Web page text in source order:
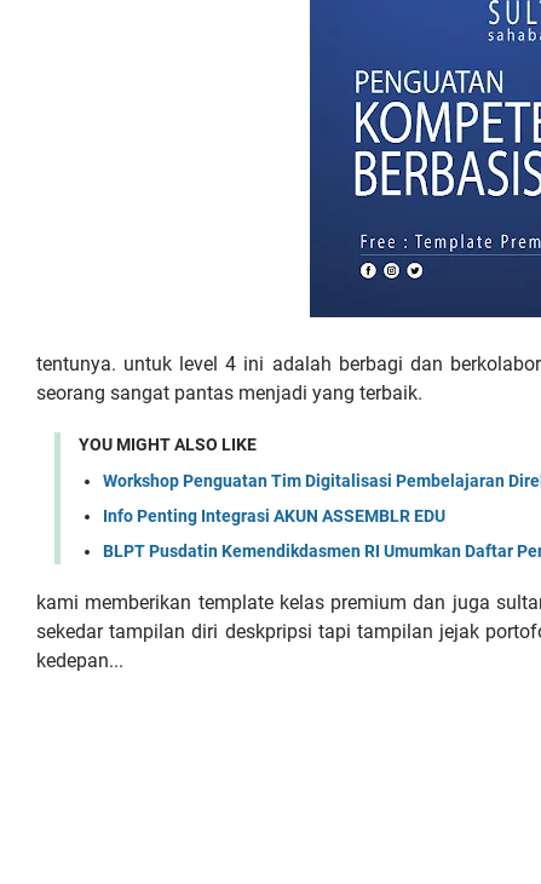
tentunya. untuk level 4 ini adalah berbagi dan
seorang sangat pantas menjadi yang terbaik.
YOU MIGHT ALSO LIKE
Workshop Penguatan Tim Digitalisasi Pembelajaran
Info Penting Integrasi AKUN ASSEMBLR EDU
BLPT Pusdatin Kemendikdasmen RI Umumkan Daftar
kami memberikan template kelas premium dan juga
sekedar tampilan diri deskpripsi tapi tampilan jejak
kedepan...